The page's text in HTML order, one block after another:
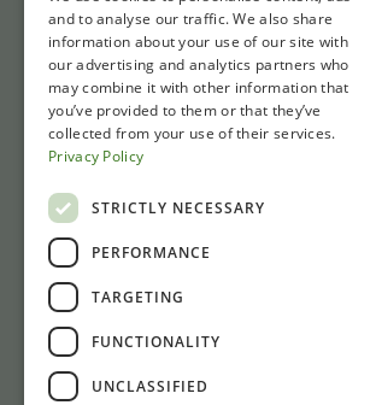
and to analyse our traffic. We also share
information about your use of our site with
our advertising and analytics partners who
may combine it with other information that
you’ve provided to them or that they’ve
collected from your use of their services.
Privacy Policy
STRICTLY NECESSARY
PERFORMANCE
TARGETING
FUNCTIONALITY
UNCLASSIFIED